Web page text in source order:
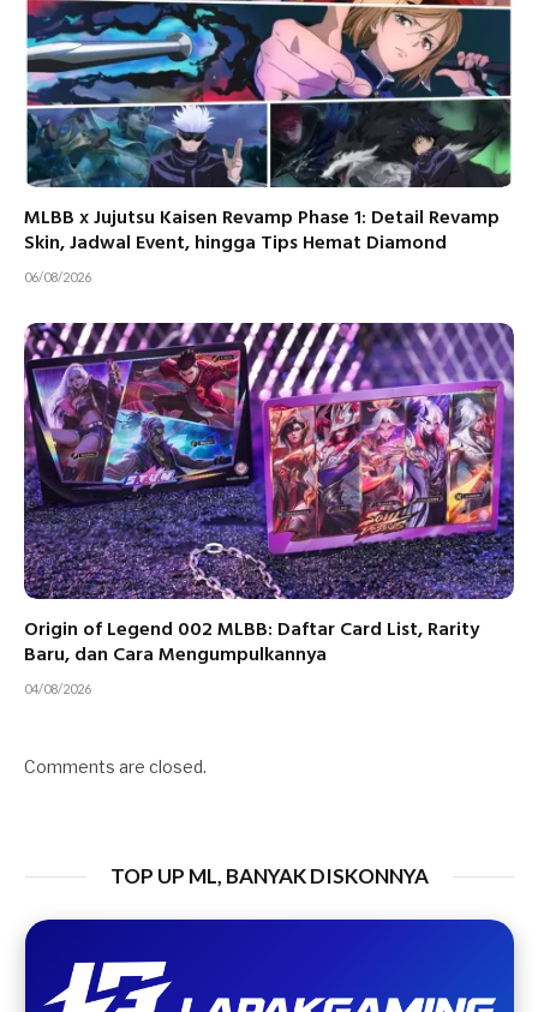
MLBB x Jujutsu Kaisen Revamp Phase 1: Detail Revamp
Skin, Jadwal Event, hingga Tips Hemat Diamond
06/08/2026
Origin of Legend 002 MLBB: Daftar Card List, Rarity
Baru, dan Cara Mengumpulkannya
04/08/2026
Comments are closed.
TOP UP ML, BANYAK DISKONNYA